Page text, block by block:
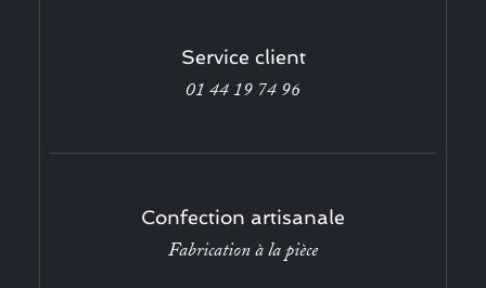
Service client
01 44 19 74 96
Confection artisanale
Fabrication à la pièce